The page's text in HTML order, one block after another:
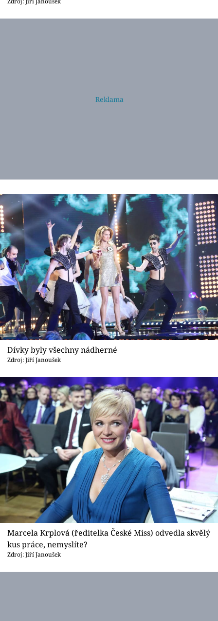
Dívky byly všechny nádherné
Zdroj: Jiří Janoušek
Marcela Krplová (ředitelka České Miss) odvedla skvělý
kus práce, nemyslíte?
Zdroj: Jiří Janoušek